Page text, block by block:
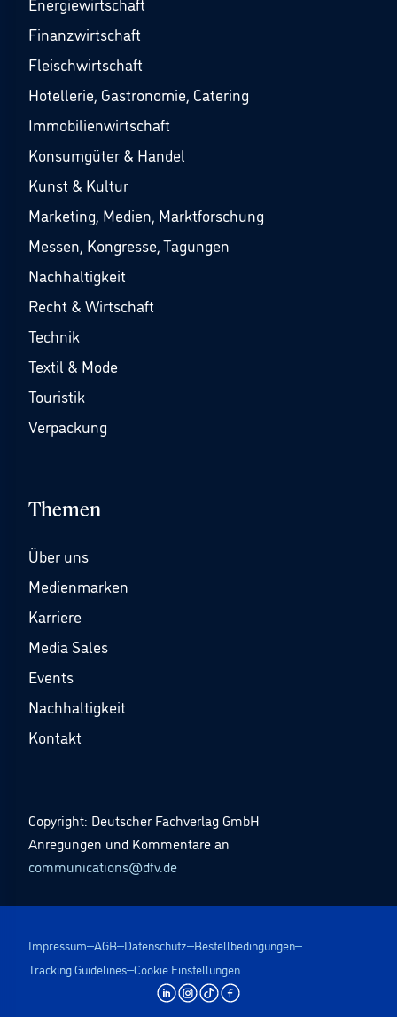
Finanzwirtschaft
Fleischwirtschaft
Hotellerie, Gastronomie, Catering
Immobilienwirtschaft
Konsumgüter & Handel
Kunst & Kultur
Marketing, Medien, Marktforschung
Messen, Kongresse, Tagungen
Nachhaltigkeit
Recht & Wirtschaft
Technik
Textil & Mode
Touristik
Verpackung
Themen
Über uns
Medienmarken
Karriere
Media Sales
Events
Nachhaltigkeit
Kontakt
Copyright: Deutscher Fachverlag GmbH
Anregungen und Kommentare an
communications@dfv.de
Impressum AGB Datenschutz Bestellbedingungen
Tracking Guidelines Cookie Einstellungen